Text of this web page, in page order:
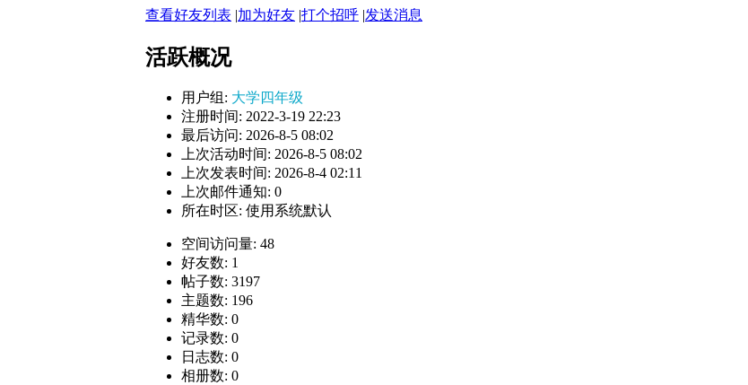
查看好友列表 |加为好友 |打个招呼 |发送消息
活跃概况
用户组: 大学四年级
注册时间: 2022-3-19 22:23
最后访问: 2026-8-5 08:02
上次活动时间: 2026-8-5 08:02
上次发表时间: 2026-8-4 02:11
上次邮件通知: 0
所在时区: 使用系统默认
空间访问量: 48
好友数: 1
帖子数: 3197
主题数: 196
精华数: 0
记录数: 0
日志数: 0
相册数: 0